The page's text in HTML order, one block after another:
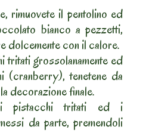
rimuovete il pentolino ed
bianco a pezzetti,
dolcemente con il calore.
tritati grossolanamente ed
(cranberry), tenetene da
decorazione finale.
i pistacchi tritati ed i
da parte, premendoli